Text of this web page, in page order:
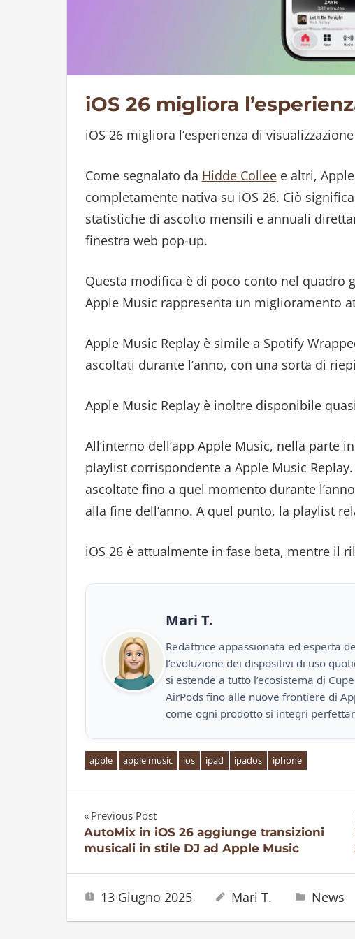
iOS 26 migliora
iOS 26 migliora l’esperienza di
Come segnalato da Hidde Colleee altri,
completamente nativa su iOS 26. Ciò
statistiche di ascolto mensili e annuali
finestra web pop-up.
Questa modifica è di poco conto nel quadro
Apple Music rappresenta un miglioramento
Apple Music Replay è simile a Spotify
ascoltati durante l’anno, con una sorta di
Apple Music Replay è inoltre disponibile
All’interno dell’app Apple Music, nella parte
playlist corrispondente a Apple Music
ascoltate fino a quel momento durante
alla fine dell’anno. A quel punto, la playlist
iOS 26 è attualmente in fase beta, mentre il
Mari T.
Redattrice appassionata ed esperta
l’evoluzione dei dispositivi di uso
si estende a tutto l’ecosistema di
AirPods fino alle nuove frontiere di
come ogni prodotto si integri
apple apple music ios ipad ipados iphone
Navigazione
Previous Post
AutoMix in iOS 26 aggiunge transizioni
musicali in stile DJ ad Apple Music
13 Giugno 2025 Mari T. News